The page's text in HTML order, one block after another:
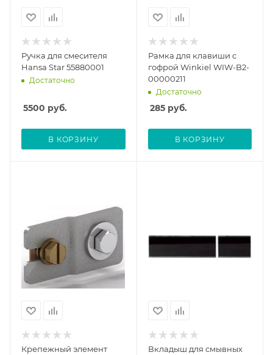
Ручка для смесителя
Hansa Star 55880001
Достаточно
5500 руб.
В КОРЗИНУ
Рамка для клавиши с
гофрой Winkiel WIW-B2-
00000211
Достаточно
285руб.
В КОРЗИНУ
Крепежный элемент
Вкладыш для смывных